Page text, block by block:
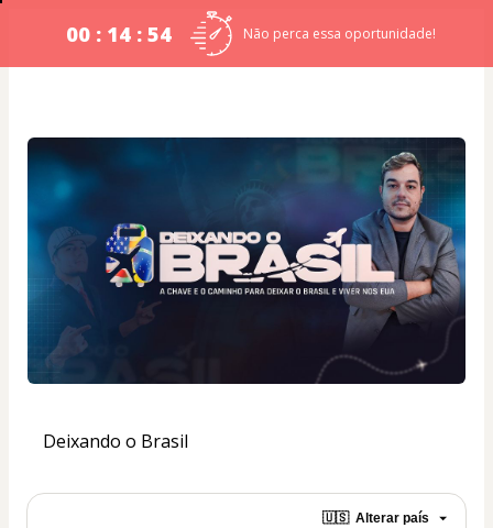
00 : 14 : 53 Não perca essa oportunidade!
Deixando o Brasil
🇺🇸 Alterar país